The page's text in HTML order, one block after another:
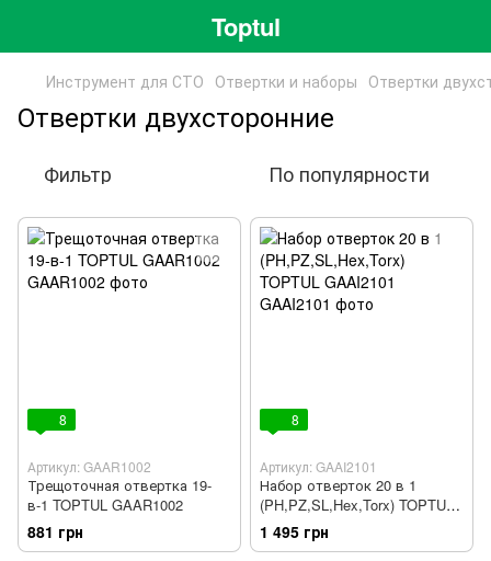
Toptul
Инструмент для СТО Отвертки и наборы Отвертки
Отвертки двухсторонние
Фильтр По популярности
8
Артикул: GAAR1002
Трещоточная отвертка 19-
в-1 TOPTUL GAAR1002
881 грн
8
Артикул: GAAI2101
Набор отверток 20 в 1
(PH,PZ,SL,Hex,Torx) TOPTUL
GAAI2101
1 495 грн